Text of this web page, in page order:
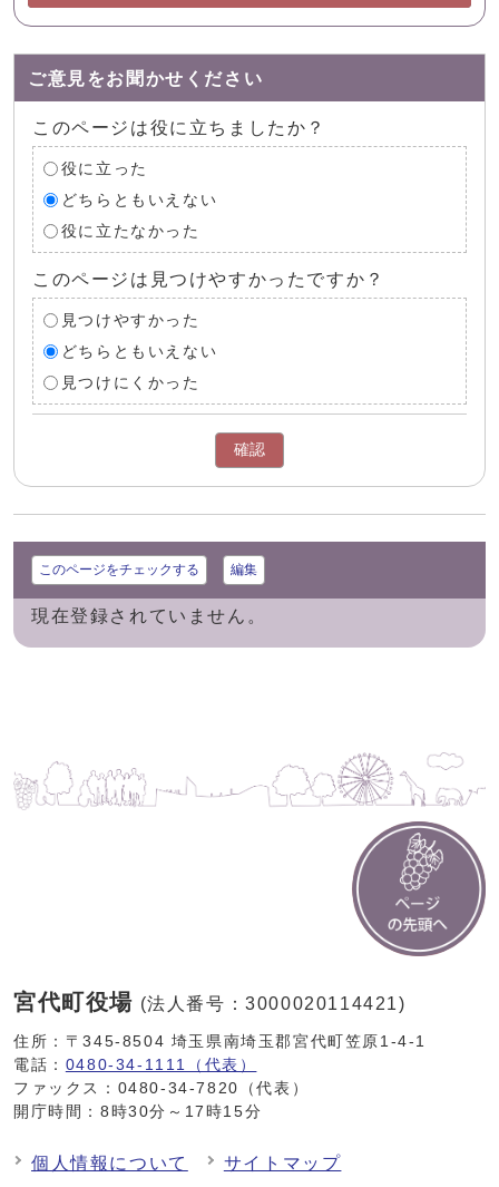
ご意見をお聞かせください
このページは役に立ちましたか？
役に立った
どちらともいえない
役に立たなかった
このページは見つけやすかったですか？
見つけやすかった
どちらともいえない
見つけにくかった
確認
このページをチェックする 編集
現在登録されていません。
宮代町役場 (法人番号：3000020114421)
住所：〒345-8504 埼玉県南埼玉郡宮代町笠原1-4-1
電話： 0480-34-1111（代表）
ファックス：0480-34-7820（代表）
開庁時間：8時30分～17時15分
個人情報について サイトマップ